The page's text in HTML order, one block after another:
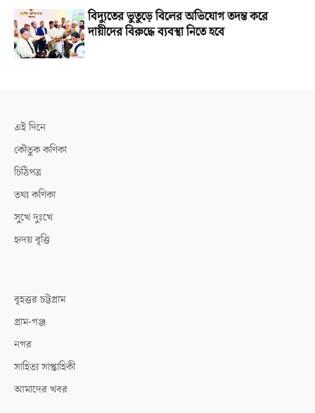
বিদ্যুতের ভুতুড়ে বিলের অভিযোগ তদন্ত করে
দায়ীদের বিরুদ্ধে ব্যবস্থা নিতে হবে
এই দিনে
কৌতুক কণিকা
চিঠিপত্র
তথ্য কণিকা
সুখে দুঃখে
হৃদয় বৃত্তি
বৃহত্তর চট্টগ্রাম
গ্রাম-গঞ্জ
নগর
সাহিত্য সাপ্তাহিকী
আমাদের খবর